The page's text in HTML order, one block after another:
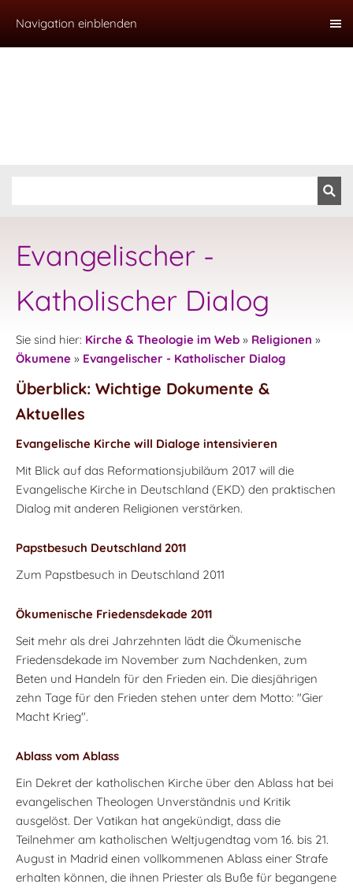
Navigation einblenden
Evangelischer -
Katholischer Dialog
Sie sind hier: Kirche & Theologie im Web » Religionen »
Ökumene » Evangelischer - Katholischer Dialog
Überblick: Wichtige Dokumente &
Aktuelles
Evangelische Kirche will Dialoge intensivieren
Mit Blick auf das Reformationsjubiläum 2017 will die
Evangelische Kirche in Deutschland (EKD) den praktischen
Dialog mit anderen Religionen verstärken.
Papstbesuch Deutschland 2011
Zum Papstbesuch in Deutschland 2011
Ökumenische Friedensdekade 2011
Seit mehr als drei Jahrzehnten lädt die Ökumenische
Friedensdekade im November zum Nachdenken, zum
Beten und Handeln für den Frieden ein. Die diesjährigen
zehn Tage für den Frieden stehen unter dem Motto: "Gier
Macht Krieg".
Ablass vom Ablass
Ein Dekret der katholischen Kirche über den Ablass hat bei
evangelischen Theologen Unverständnis und Kritik
ausgelöst. Der Vatikan hat angekündigt, dass die
Teilnehmer am katholischen Weltjugendtag vom 16. bis 21.
August in Madrid einen vollkommenen Ablass einer Strafe
erhalten können, die ihnen Priester als Buße für begangene